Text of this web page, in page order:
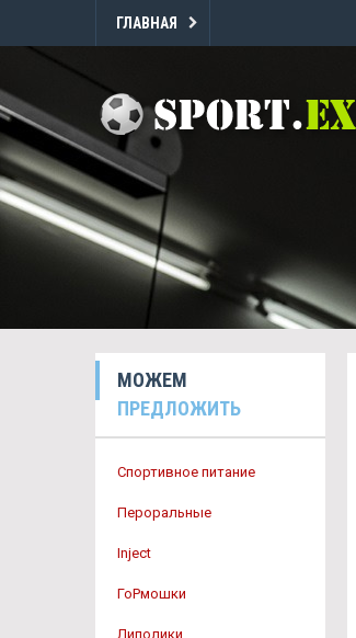
ГЛАВНАЯ
МОЖЕМ
ПРЕДЛОЖИТЬ
Спортивное питание
Пероральные
Inject
ГоРмошки
Липолики